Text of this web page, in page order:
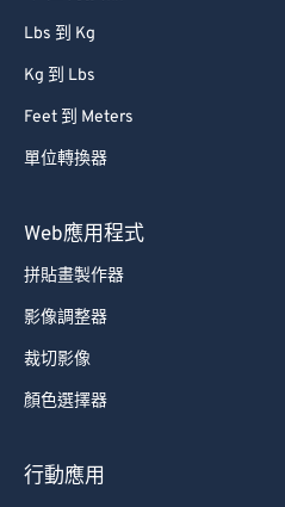
Lbs 到 Kg
Kg 到 Lbs
Feet 到 Meters
單位轉換器
Web應用程式
拼貼畫製作器
影像調整器
裁切影像
顏色選擇器
行動應用